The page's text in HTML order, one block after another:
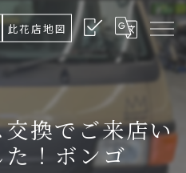
此花店地図
換でご来店い
！ボンゴ